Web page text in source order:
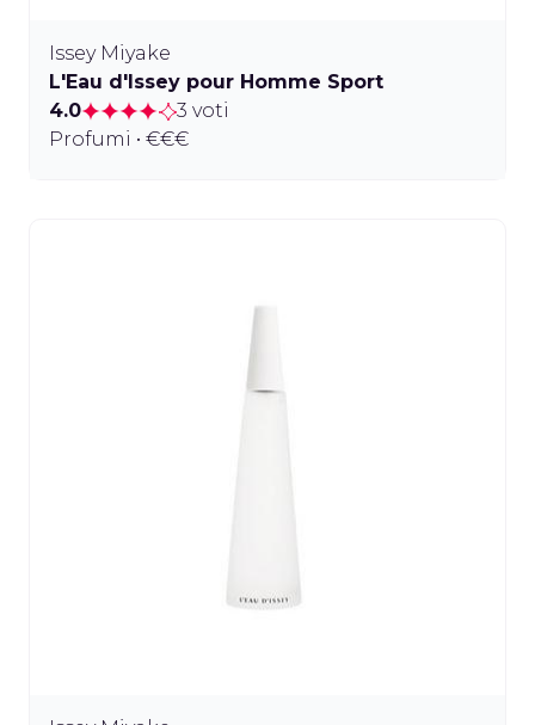
Issey Miyake
L'Eau d'Issey pour Homme Sport
4.0
3 voti
Profumi • €€€